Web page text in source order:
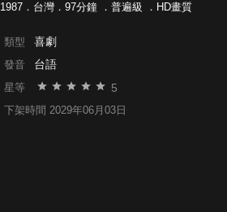
1987．台灣．97分鐘 ． 普遍級 ．HD畫質
類型 喜劇
發音 台語
星等 5
下架時間 2029年06月03日